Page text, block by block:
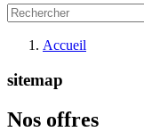
Accueil
sitemap
Nos offres